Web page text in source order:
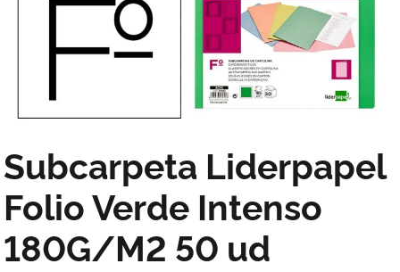
Subcarpeta Liderpapel
Folio Verde Intenso
180G/M2 50 ud